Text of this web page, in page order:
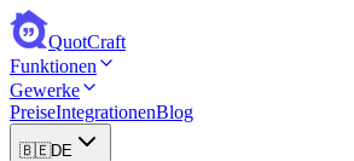
QuotCraft
Funktionen
Gewerke
PreiseIntegrationenBlog
🇧🇪DE